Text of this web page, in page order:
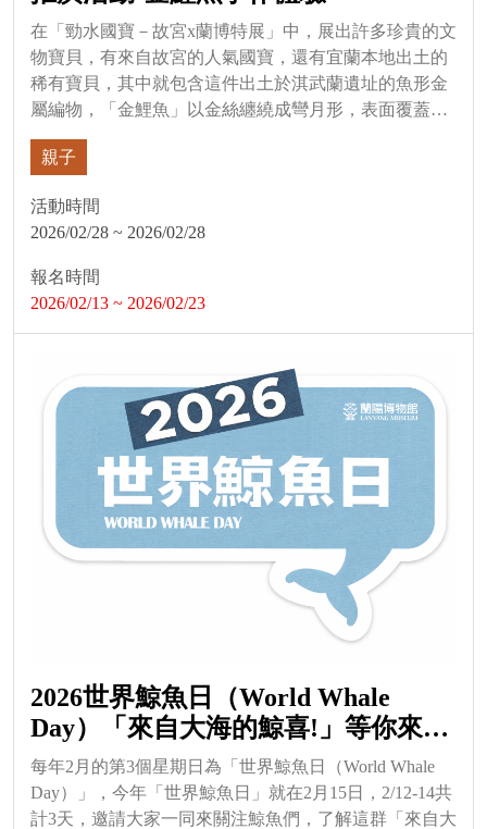
在「勁水國寶－故宮x蘭博特展」中，展出許多珍貴的文
物寶貝，有來自故宮的人氣國寶，還有宜蘭本地出土的
稀有寶貝，其中就包含這件出土於淇武蘭遺址的魚形金
屬編物，「金鯉魚」以金絲纏繞成彎月形，表面覆蓋金
箔，懸掛於胸前。根...
親子
活動時間
2026/02/28 ~ 2026/02/28
報名時間
2026/02/13 ~ 2026/02/23
2026世界鯨魚日（World Whale
Day）「來自大海的鯨喜!」等你來發
現(2/12-14)
每年2月的第3個星期日為「世界鯨魚日（World Whale
Day）」，今年「世界鯨魚日」就在2月15日，2/12-14共
計3天，邀請大家一同來關注鯨魚們，了解這群「來自大